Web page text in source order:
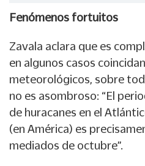
Fenómenos fortuitos
Zavala aclara que es
en algunos casos
meteorológicos, sobre
no es asombroso: “El
de huracanes en el
(en América) es
mediados de octubre”.